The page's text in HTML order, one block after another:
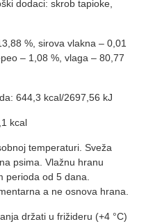
dodaci: skrob tapioke,
%, sirova vlakna – 0,01
– 1,08 %, vlaga – 80,77
644,3 kcal/2697,56 kJ
kcal
temperaturi. Sveža
psima. Vlažnu hranu
perioda od 5 dana.
a ne osnova hrana.
držati u frižideru (+4 °C)